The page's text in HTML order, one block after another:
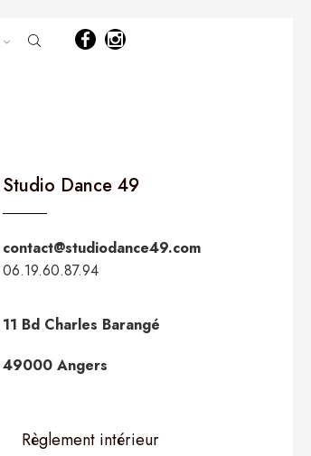
Studio Dance 49
contact@studiodance49.com
06.19.60.87.94
11 Bd Charles Barangé
49000 Angers
Règlement intérieur